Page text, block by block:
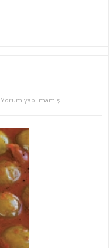
Yorum yapılmamış